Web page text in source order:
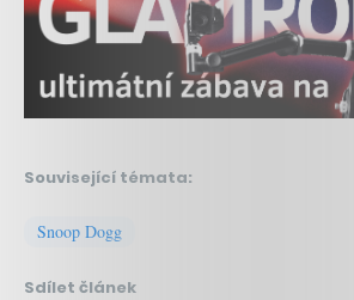
Související témata:
Snoop Dogg
Sdílet článek